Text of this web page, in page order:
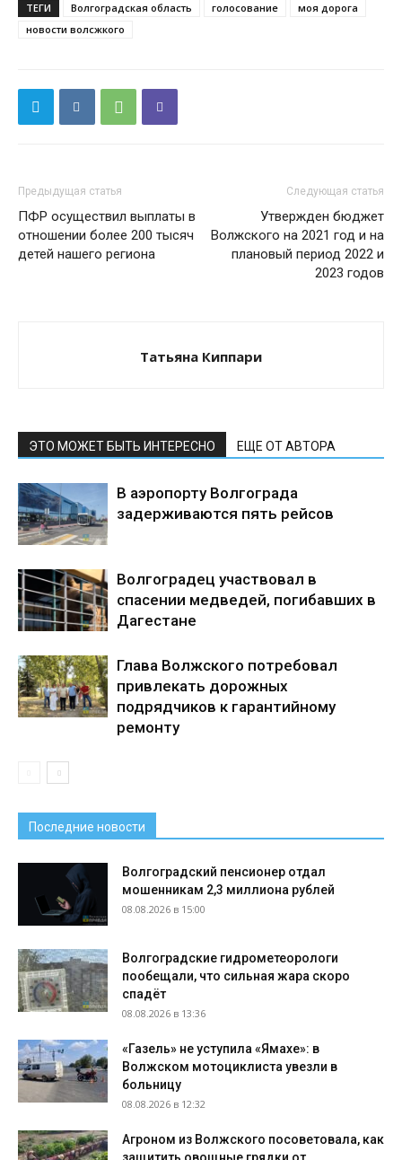
ТЕГИ Волгоградская область голосование
моя дорога
новости волсжкого
Предыдущая статья
ПФР осуществил выплаты в
отношении более 200 тысяч
детей нашего региона
Следующая статья
Утвержден бюджет
Волжского на 2021 год и на
плановый период 2022 и
2023 годов
Татьяна Киппари
ЭТО МОЖЕТ БЫТЬ ИНТЕРЕСНО ЕЩЕ ОТ АВТОРА
В аэропорту Волгограда
задерживаются пять рейсов
Волгоградец участвовал в
спасении медведей, погибавших в
Дагестане
Глава Волжского потребовал
привлекать дорожных
подрядчиков к гарантийному
ремонту
Последние новости
Волгоградский пенсионер отдал
мошенникам 2,3 миллиона рублей
08.08.2026 в 15:00
Волгоградские гидрометеорологи
пообещали, что сильная жара скоро
спадёт
08.08.2026 в 13:36
«Газель» не уступила «Ямахе»: в
Волжском мотоциклиста увезли в
больницу
08.08.2026 в 12:32
Агроном из Волжского посоветовала, как